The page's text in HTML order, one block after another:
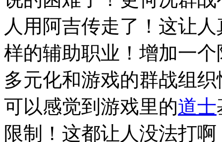
人用阿吉传走了！这让
样的辅助职业！增加一
多元化和游戏的群战组
可以感觉到游戏里的道士
限制！这都让人没法打